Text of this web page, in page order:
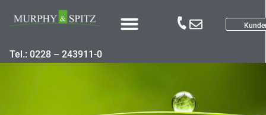
Tel.: 0228 – 243911-0